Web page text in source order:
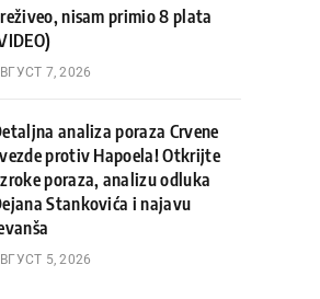
nisam primio 8 plata
7, 2026
analiza poraza Crvene
protiv Hapoela! Otkrijte
poraza, analizu odluka
Stankovića i najavu
5, 2026